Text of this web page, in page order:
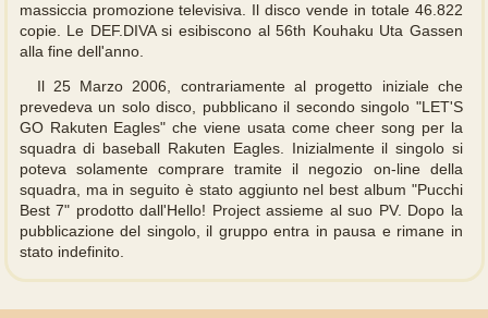
massiccia promozione televisiva. Il disco vende in totale 46.822
copie. Le DEF.DIVA si esibiscono al 56th Kouhaku Uta Gassen
alla fine dell'anno.
Il 25 Marzo 2006, contrariamente al progetto iniziale che
prevedeva un solo disco, pubblicano il secondo singolo "LET'S
GO Rakuten Eagles" che viene usata come cheer song per la
squadra di baseball Rakuten Eagles. Inizialmente il singolo si
poteva solamente comprare tramite il negozio on-line della
squadra, ma in seguito è stato aggiunto nel best album "Pucchi
Best 7" prodotto dall'Hello! Project assieme al suo PV. Dopo la
pubblicazione del singolo, il gruppo entra in pausa e rimane in
stato indefinito.